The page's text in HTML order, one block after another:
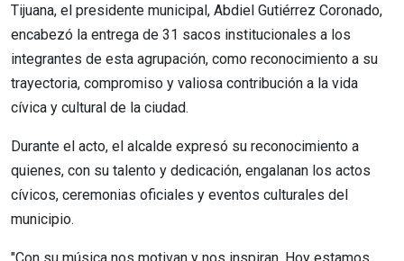
Tijuana, el presidente municipal, Abdiel Gutiérrez Coronado,
encabezó la entrega de 31 sacos institucionales a los
integrantes de esta agrupación, como reconocimiento a su
trayectoria, compromiso y valiosa contribución a la vida
cívica y cultural de la ciudad.
Durante el acto, el alcalde expresó su reconocimiento a
quienes, con su talento y dedicación, engalanan los actos
cívicos, ceremonias oficiales y eventos culturales del
municipio.